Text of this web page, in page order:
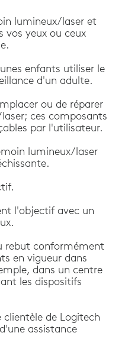
lumineux/laser et
vos yeux ou ceux
enfants utiliser le
d'un adulte.
ou de réparer
ces composants
par l'utilisateur.
lumineux/laser
l'objectif avec un
rebut conformément
en vigueur dans
dans un centre
les dispositifs
de Logitech
assistance